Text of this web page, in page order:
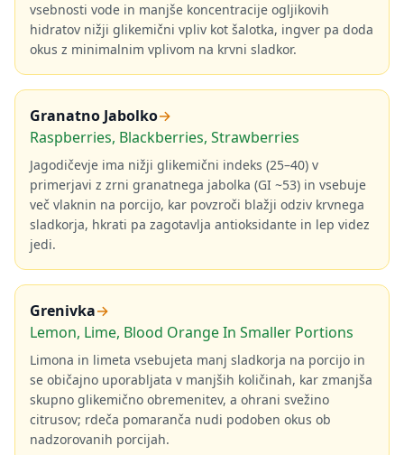
vsebnosti vode in manjše koncentracije ogljikovih
hidratov nižji glikemični vpliv kot šalotka, ingver pa doda
okus z minimalnim vplivom na krvni sladkor.
Granatno Jabolko→
Raspberries, Blackberries, Strawberries
Jagodičevje ima nižji glikemični indeks (25–40) v
primerjavi z zrni granatnega jabolka (GI ~53) in vsebuje
več vlaknin na porcijo, kar povzroči blažji odziv krvnega
sladkorja, hkrati pa zagotavlja antioksidante in lep videz
jedi.
Grenivka→
Lemon, Lime, Blood Orange In Smaller Portions
Limona in limeta vsebujeta manj sladkorja na porcijo in
se običajno uporabljata v manjših količinah, kar zmanjša
skupno glikemično obremenitev, a ohrani svežino
citrusov; rdeča pomaranča nudi podoben okus ob
nadzorovanih porcijah.